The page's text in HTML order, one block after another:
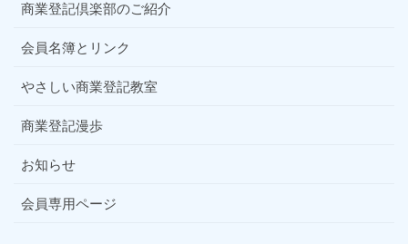
商業登記倶楽部のご紹介
会員名簿とリンク
やさしい商業登記教室
商業登記漫歩
お知らせ
会員専用ページ